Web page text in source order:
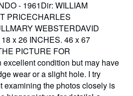
- 1961Dir: WILLIAM
PRICECHARLES
WEBSTERDAVID
x 26 INCHES. 46 x 67
PICTURE FOR
condition but may have
wear or a slight hole. I try
examining the photos closely is